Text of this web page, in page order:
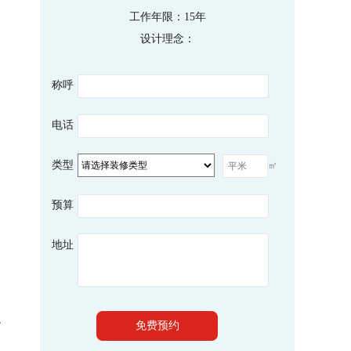
工作年限：15年
设计理念：
称呼
电话
类型 ㎡
预算
地址